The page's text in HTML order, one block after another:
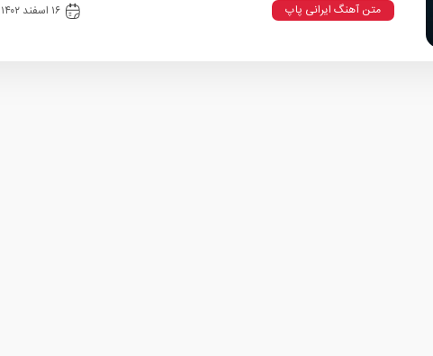
متن آهنگ ایرانی پاپ ۱۶ اسفند ۱۴۰۲